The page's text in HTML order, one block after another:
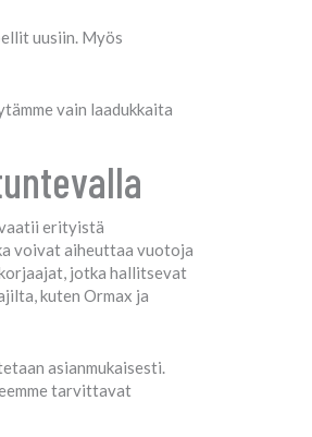
uusiin. Myös
vain laadukkaita
erityistä
voivat aiheuttaa vuotoja
jotka hallitsevat
kuten Ormax ja
asianmukaisesti.
tarvittavat